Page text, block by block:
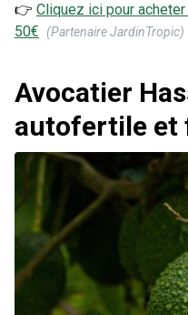
👉 Cliquez ici pour acheter
50€ (Partenaire JardinTropic)
Avocatier
autofertile et